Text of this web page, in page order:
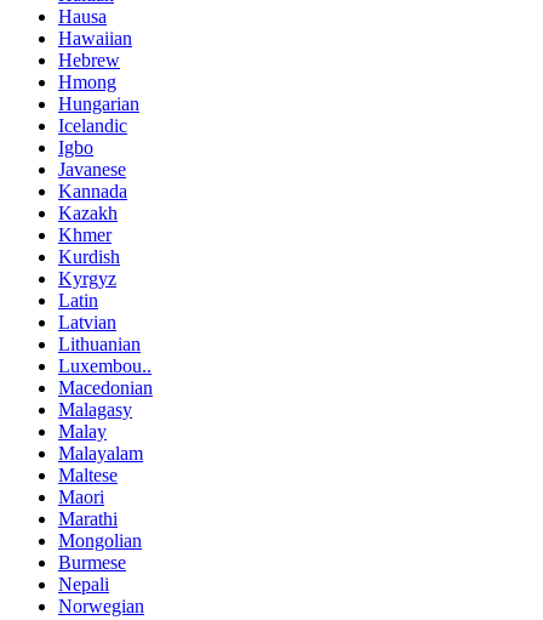
Hausa
Hawaiian
Hebrew
Hmong
Hungarian
Icelandic
Igbo
Javanese
Kannada
Kazakh
Khmer
Kurdish
Kyrgyz
Latin
Latvian
Lithuanian
Luxembou..
Macedonian
Malagasy
Malay
Malayalam
Maltese
Maori
Marathi
Mongolian
Burmese
Nepali
Norwegian